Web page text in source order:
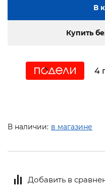
В
Купить
4
В наличии: в магазине
Добавить в